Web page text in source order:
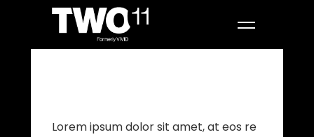
Lorem ipsum dolor sit amet, at eos re